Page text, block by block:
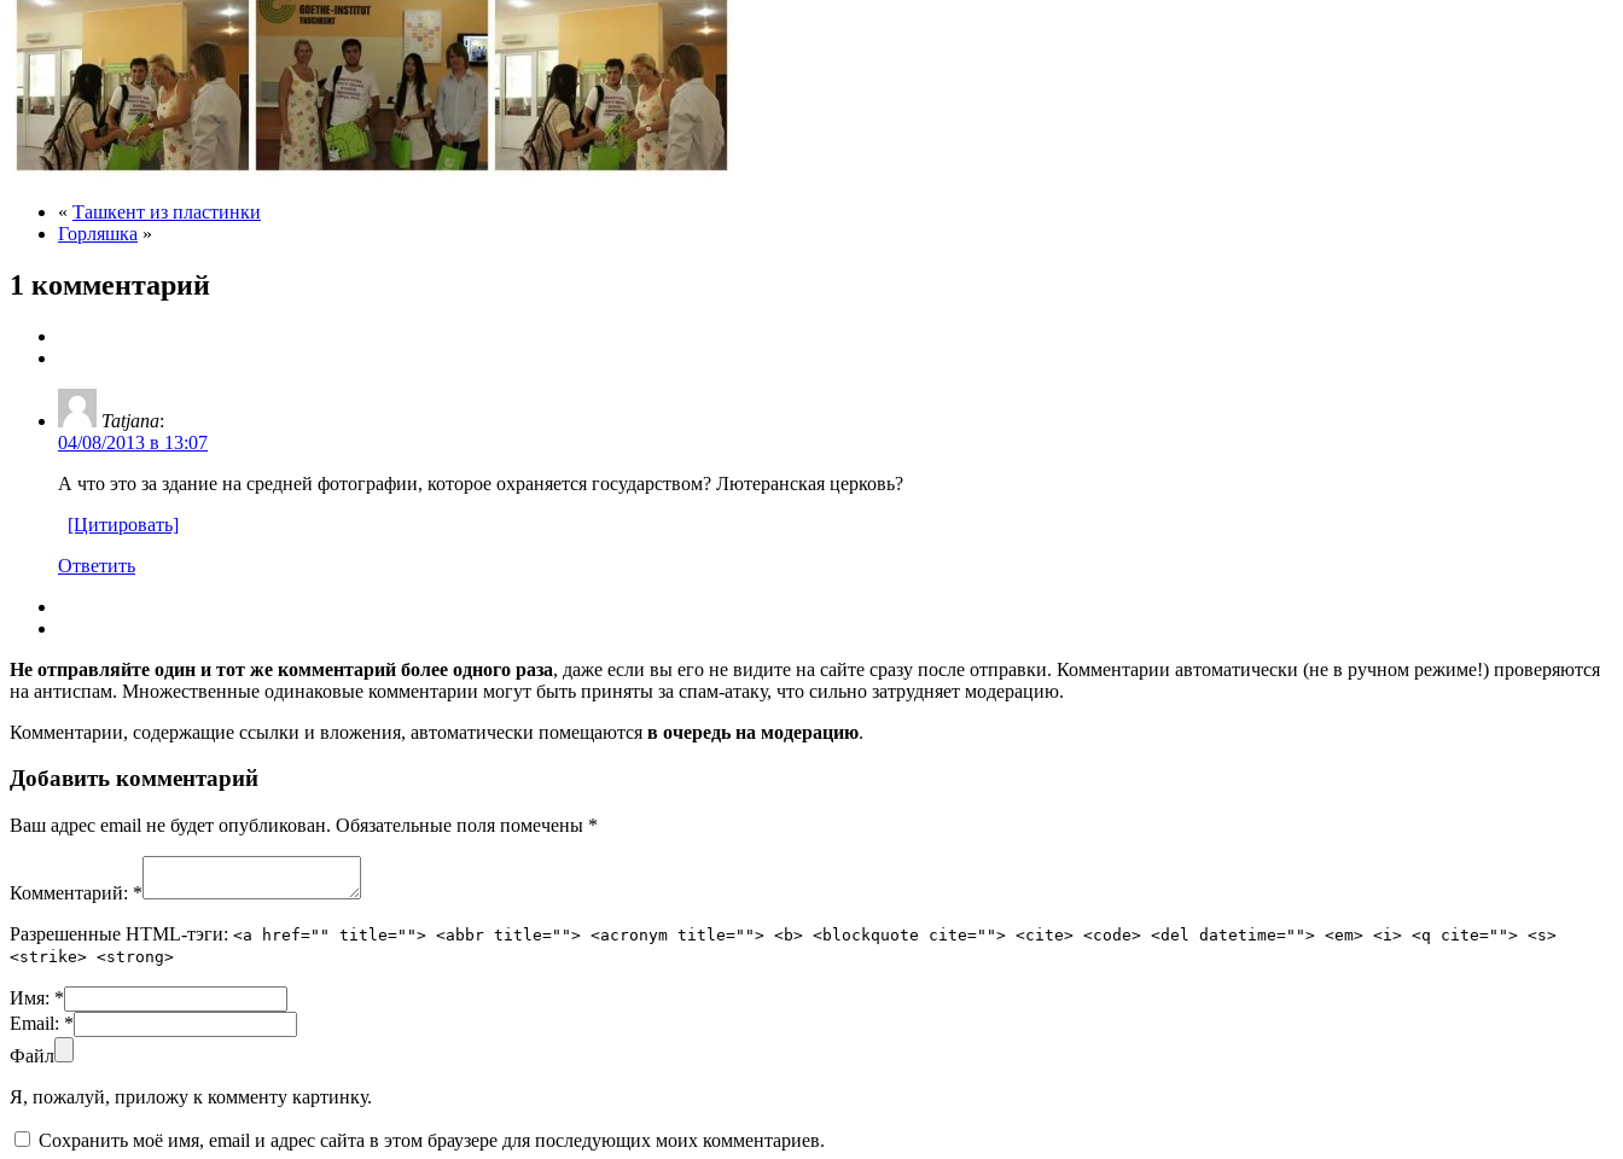
« Ташкент из пластинки
Горляшка »
1 комментарий
Tatjana:
04/08/2013 в 13:07
А что это за здание на средней фотографии, которое охраняется государством? Лютеранская церковь?
[Цитировать]
Ответить
Не отправляйте один и тот же комментарий более одного раза, даже если вы его не видите на сайте сразу после отправки. Комментарии автоматически (не в ручном режиме!) проверяются
на антиспам. Множественные одинаковые комментарии могут быть приняты за спам-атаку, что сильно затрудняет модерацию.
Комментарии, содержащие ссылки и вложения, автоматически помещаются в очередь на модерацию.
Добавить комментарий
Ваш адрес email не будет опубликован. Обязательные поля помечены *
Комментарий: *
Разрешенные HTML-тэги: <a href="" title=""> <abbr title=""> <acronym title=""> <b> <blockquote cite=""> <cite> <code> <del datetime=""> <em> <i> <q cite=""> <s>
<strike> <strong>
Имя: *
Email: *
Файл
Я, пожалуй, приложу к комменту картинку.
Сохранить моё имя, email и адрес сайта в этом браузере для последующих моих комментариев.